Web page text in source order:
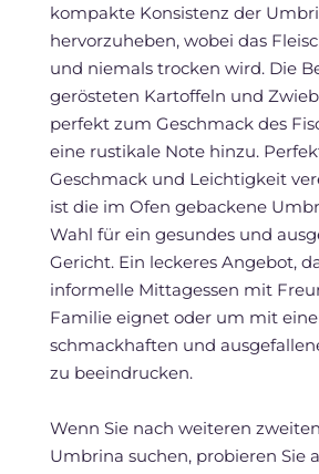
kompakte Konsistenz der
hervorzuheben, wobei das
und niemals trocken wird. Die
gerösteten Kartoffeln und
perfekt zum Geschmack des
eine rustikale Note hinzu.
Geschmack und Leichtigkeit
ist die im Ofen gebackene
Wahl für ein gesundes und
Gericht. Ein leckeres Angebot,
informelle Mittagessen mit
Familie eignet oder um mit
schmackhaften und
zu beeindrucken.
Wenn Sie nach weiteren
Umbrina suchen, probieren Sie